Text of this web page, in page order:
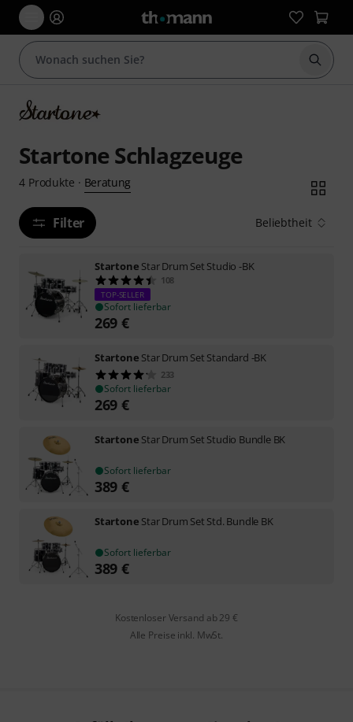
Suche
Startone Schlagzeuge
4 Produkte · Beratung
Filter Beliebtheit
Startone Star Drum Set Studio -BK
108
TOP-SELLER
Sofort lieferbar
269 €
Startone Star Drum Set Standard -BK
233
Sofort lieferbar
269 €
Startone Star Drum Set Studio Bundle BK
Sofort lieferbar
389 €
Startone Star Drum Set Std. Bundle BK
Sofort lieferbar
389 €
Kostenloser Versand ab 29 €
Alle Preise inkl. MwSt.